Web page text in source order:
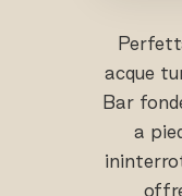
acque
Bar
a